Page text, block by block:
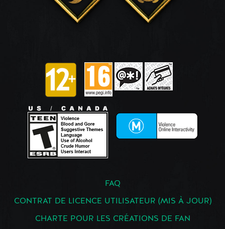
FAQ
CONTRAT DE LICENCE UTILISATEUR (MIS À JOUR)
CHARTE POUR LES CRÉATIONS DE FAN